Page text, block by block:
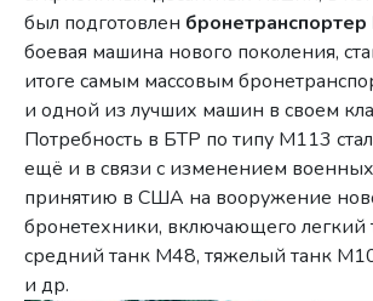
был подготовлен
боевая машина нового поколения,
итоге самым массовым
и одной из лучших машин в своем
Потребность в БТР по типу M113
ещё и в связи с изменением
принятию в США на вооружение
бронетехники, включающего легкий
средний танк М48, тяжелый танк
и др.